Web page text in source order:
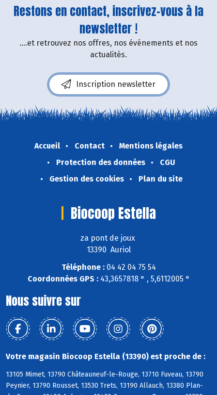
Restons en contact, inscrivez-vous à la
newsletter !
....et retrouvez nos offres, nos événements et nos
actualités.
Inscription newsletter
Accueil Contact
Mentions légales
Protection des données
CGU
Gestion des cookies
Plan du site
Biocoop Estella
za pont de joux
13390 Auriol
Téléphone :04 42 04 75 54
Coordonnées GPS :43,3657818 ° , 5,6112005 °
Nous suivre sur
Votre magasin Biocoop Estella (13390) est proche de :
13105 Mimet, 13790 Châteauneuf-le-Rouge, 13710 Fuveau, 13790
Peynier, 13790 Rousset, 13530 Trets, 13190 Allauch, 13380 Plan-